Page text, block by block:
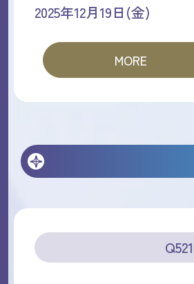
2025年12月19日(金)
MORE